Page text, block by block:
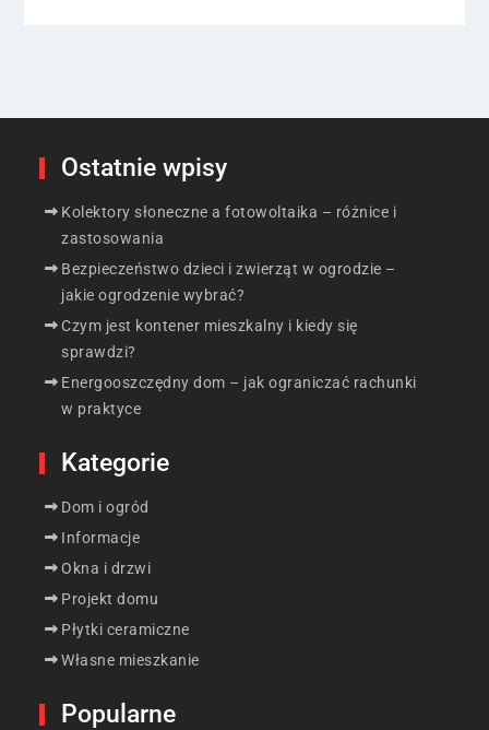
Ostatnie wpisy
Kolektory słoneczne a fotowoltaika – różnice i
zastosowania
Bezpieczeństwo dzieci i zwierząt w ogrodzie –
jakie ogrodzenie wybrać?
Czym jest kontener mieszkalny i kiedy się
sprawdzi?
Energooszczędny dom – jak ograniczać rachunki
w praktyce
Kategorie
Dom i ogród
Informacje
Okna i drzwi
Projekt domu
Płytki ceramiczne
Własne mieszkanie
Popularne